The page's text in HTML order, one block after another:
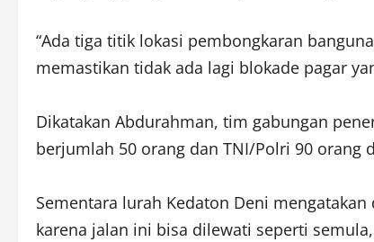
“Ada tiga titik lokasi pembongkaran
memastikan tidak ada lagi blokade pagar
Dikatakan Abdurahman, tim gabungan
berjumlah 50 orang dan TNI/Polri 90 orang
Sementara lurah Kedaton Deni
karena jalan ini bisa dilewati seperti